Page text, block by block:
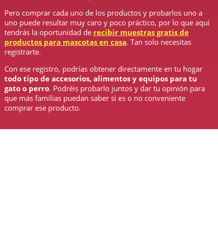
Pero comprar cada uno de los productos y probarlos uno a
uno puede resultar muy caro y poco práctico, por lo que aquí
tendrás la oportunidad de recibir muestras gratis de
productos para mascotas en casa. Tan solo necesitas
registrarte.
Con ese registro, podrías obtener directamente en tu hogar
todo tipo de accesorios, alimentos y equipos para tu
gato o perro. Podréis probarlo juntos y dar tu opinión para
que más familias puedan saber si es o no conveniente
comprar ese producto.